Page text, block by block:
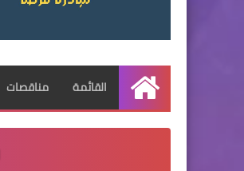
الرئيسية
القائمة مناقصات